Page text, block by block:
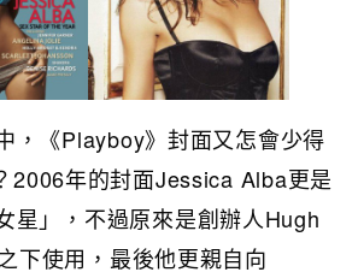
，《Playboy》封面又怎會少得
2006年的封面Jessica Alba更是
星」，不過原來是創辦人Hugh
下使用，最後他更親自向